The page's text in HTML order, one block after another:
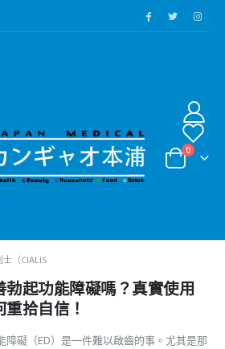
0
士（CIALIS
起功能障礙嗎？真實使用
拾自信！
障礙（ED）是一件難以啟齒的事。尤其是那